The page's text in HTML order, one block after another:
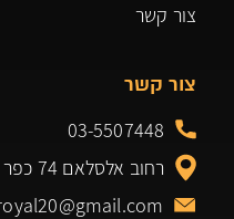
צור קשר
צור קשר
03-5507448
רחוב אלסלאם 74 כפר ברא